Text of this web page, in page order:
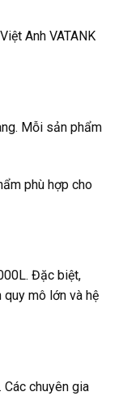
Anh VATANK
Mỗi sản phẩm
phù hợp cho
Đặc biệt,
mô lớn và hệ
chuyên gia